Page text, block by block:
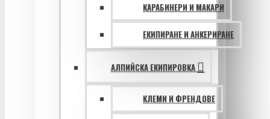
КАРАБИНЕРИ И МАКАРИ
ЕКИПИРАНЕ И АНКЕРИРАНЕ
АЛПИЙСКА ЕКИПИРОВКА
КЛЕМИ И ФРЕНДОВЕ